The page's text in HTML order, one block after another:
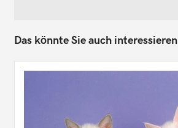
Das könnte Sie auch interessieren